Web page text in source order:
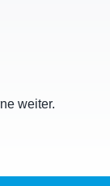
weiter.